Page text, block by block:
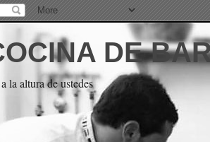
DE
la altura de ustedes